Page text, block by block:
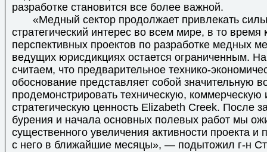
разработке становится все более важной.
«Медный сектор продолжает привлекать
стратегический интерес во всем мире, в то время
перспективных проектов по разработке медных
ведущих юрисдикциях остается ограниченным.
считаем, что предварительное технико-
обоснование представляет собой значительную
продемонстрировать техническую, коммерческую
стратегическую ценность Elizabeth Creek. После
бурения и начала основных полевых работ мы
существенного увеличения активности проекта и
с него в ближайшие месяцы», — подытожил г-н